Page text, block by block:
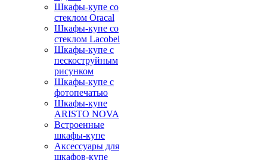
Шкафы-купе со
стеклом Oracal
Шкафы-купе со
стеклом Lacobel
Шкафы-купе с
пескоструйным
рисунком
Шкафы-купе с
фотопечатью
Шкафы-купе
ARISTO NOVA
Встроенные
шкафы-купе
Аксессуары для
шкафов-купе